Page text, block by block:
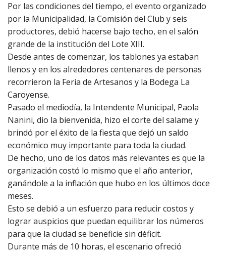
Por las condiciones del tiempo, el evento organizado
por la Municipalidad, la Comisión del Club y seis
productores, debió hacerse bajo techo, en el salón
grande de la institución del Lote XIII.
Desde antes de comenzar, los tablones ya estaban
llenos y en los alrededores centenares de personas
recorrieron la Feria de Artesanos y la Bodega La
Caroyense.
Pasado el mediodía, la Intendente Municipal, Paola
Nanini, dio la bienvenida, hizo el corte del salame y
brindó por el éxito de la fiesta que dejó un saldo
económico muy importante para toda la ciudad.
De hecho, uno de los datos más relevantes es que la
organización costó lo mismo que el año anterior,
ganándole a la inflación que hubo en los últimos doce
meses.
Esto se debió a un esfuerzo para reducir costos y
lograr auspicios que puedan equilibrar los números
para que la ciudad se beneficie sin déficit.
Durante más de 10 horas, el escenario ofreció